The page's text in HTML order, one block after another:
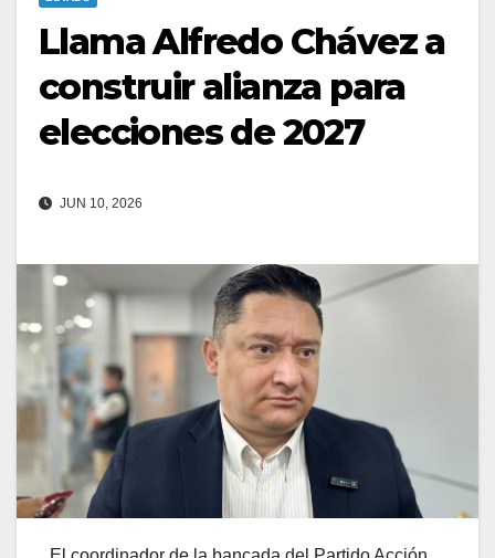
Llama Alfredo Chávez a
construir alianza para
elecciones de 2027
JUN 10, 2026